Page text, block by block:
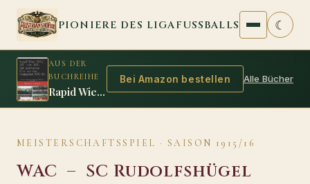
Zum Inhalt springen
PIONIERE DES LIGAFUSSBALLS ☾
AUS DER
BUCHREIHE
Rapid Wien, WAC, FAC oder WAF: Der spannende Krimi um den Meistertitel 1915/16
Bei Amazon bestellen Alle Bücher
MEISTERSCHAFTSSPIEL · SAISON 1915/16
WAC – SC Rudolfshügel